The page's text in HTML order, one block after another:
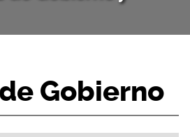
Gobierno